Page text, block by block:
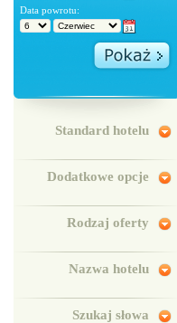
Data powrotu:
Standard hotelu
Dodatkowe opcje
Rodzaj oferty
Nazwa hotelu
Szukaj słowa